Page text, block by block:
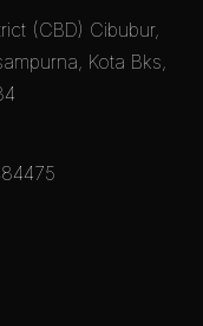
(CBD) Cibubur,
Kota Bks,